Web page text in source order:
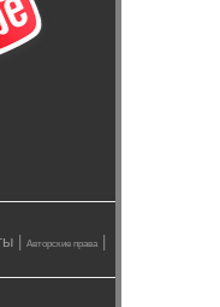
| Авторские права |